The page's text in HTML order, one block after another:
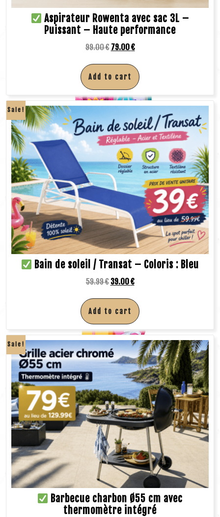
Aspirateur Rowenta avec sac 3L –
Puissant – Haute performance
99.00€ 79.00€
Add to cart
Sale!
Bain de soleil / Transat – Coloris : Bleu
59.99€ 39.00€
Add to cart
Sale!
Barbecue charbon Ø55 cm avec
thermomètre intégré